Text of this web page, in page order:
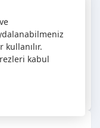
için kabul